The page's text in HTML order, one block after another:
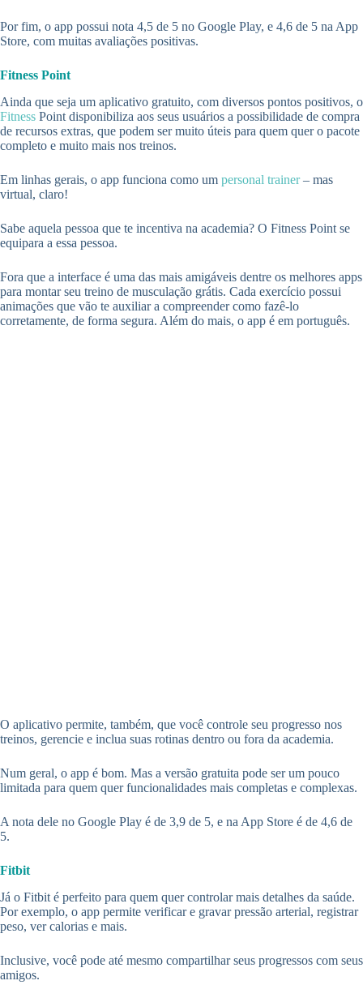
Por fim, o app possui nota 4,5 de 5 no Google Play, e 4,6 de 5 na App
Store, com muitas avaliações positivas.
Fitness Point
Ainda que seja um aplicativo gratuito, com diversos pontos positivos, o
Fitness Point disponibiliza aos seus usuários a possibilidade de compra
de recursos extras, que podem ser muito úteis para quem quer o pacote
completo e muito mais nos treinos.
Em linhas gerais, o app funciona como um personal trainer– mas
virtual, claro!
Sabe aquela pessoa que te incentiva na academia? O Fitness Point se
equipara a essa pessoa.
Fora que a interface é uma das mais amigáveis dentre os melhores apps
para montar seu treino de musculação grátis. Cada exercício possui
animações que vão te auxiliar a compreender como fazê-lo
corretamente, de forma segura. Além do mais, o app é em português.
O aplicativo permite, também, que você controle seu progresso nos
treinos, gerencie e inclua suas rotinas dentro ou fora da academia.
Num geral, o app é bom. Mas a versão gratuita pode ser um pouco
limitada para quem quer funcionalidades mais completas e complexas.
A nota dele no Google Play é de 3,9 de 5, e na App Store é de 4,6 de
5.
Fitbit
Já o Fitbit é perfeito para quem quer controlar mais detalhes da saúde.
Por exemplo, o app permite verificar e gravar pressão arterial, registrar
peso, ver calorias e mais.
Inclusive, você pode até mesmo compartilhar seus progressos com seus
amigos.